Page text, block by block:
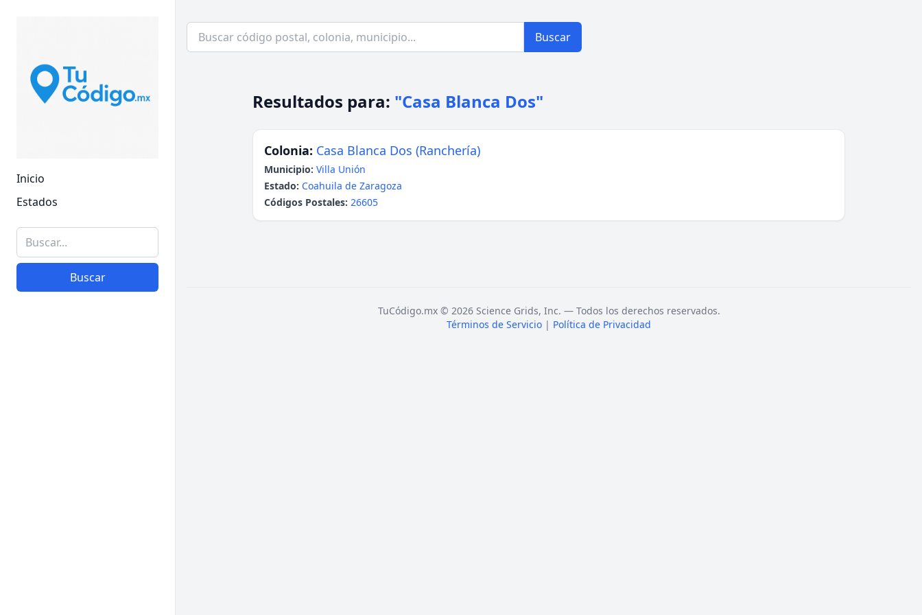
Inicio
Estados
Buscar
Buscar
Resultados para: "Casa Blanca Dos"
Colonia: Casa Blanca Dos (Ranchería)
Municipio: Villa Unión
Estado: Coahuila de Zaragoza
Códigos Postales: 26605
TuCódigo.mx © 2026 Science Grids, Inc. — Todos los derechos reservados.
Términos de Servicio | Política de Privacidad